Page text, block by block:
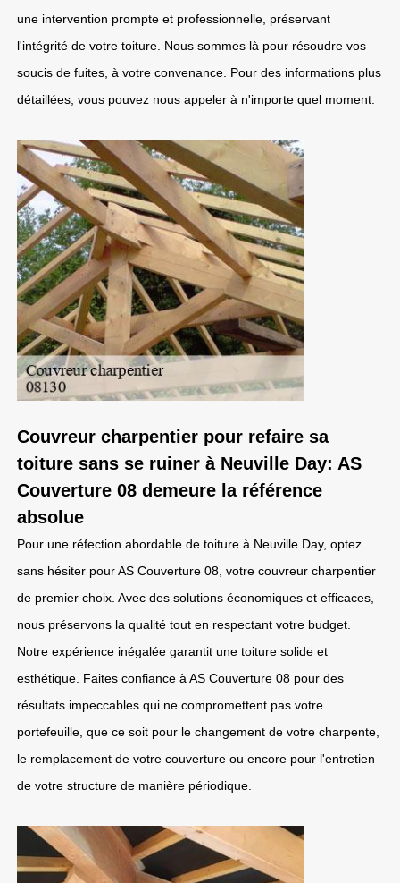
une intervention prompte et professionnelle, préservant
l'intégrité de votre toiture. Nous sommes là pour résoudre vos
soucis de fuites, à votre convenance. Pour des informations plus
détaillées, vous pouvez nous appeler à n'importe quel moment.
Couvreur charpentier pour refaire sa
toiture sans se ruiner à Neuville Day: AS
Couverture 08 demeure la référence
absolue
Pour une réfection abordable de toiture à Neuville Day, optez
sans hésiter pour AS Couverture 08, votre couvreur charpentier
de premier choix. Avec des solutions économiques et efficaces,
nous préservons la qualité tout en respectant votre budget.
Notre expérience inégalée garantit une toiture solide et
esthétique. Faites confiance à AS Couverture 08 pour des
résultats impeccables qui ne compromettent pas votre
portefeuille, que ce soit pour le changement de votre charpente,
le remplacement de votre couverture ou encore pour l'entretien
de votre structure de manière périodique.